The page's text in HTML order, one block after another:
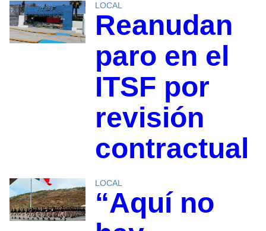
LOCAL
Reanudan
paro en el
ITSF por
revisión
contractual
LOCAL
“Aquí no